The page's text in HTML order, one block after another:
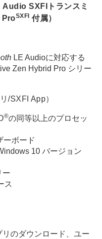
Audio SXFIトランスミ
ProSXFI 付属）
LE Audioに対応する
Zen Hybrid Pro シリー
/SXFI App）
®の同等以上のプロセッ
ーボード
10 バージョン
ー
ス
のダウンロード、ユー